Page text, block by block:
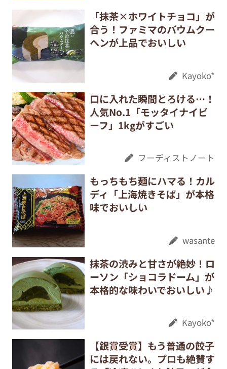
「抹茶×ホワイトチョコ」が
合う！ファミマのバウムクー
ヘンが上品でおいしい
Kayoko*
口に入れた瞬間とろける…！
人気No.1「モッタイナイビ
ーフ」1kgがすごい
フーディストノート
もっちもち麺にハマる！カル
ディ「上海焼きそば」が本格
味でおいしい
wasante
抹茶の渋みと甘さが絶妙！ロ
ーソン「ショコラドーム」が
本格的な味わいでおいしい♪
Kayoko*
【銀賞受賞】もう普通の餃子
には戻れない。プロも絶賛す